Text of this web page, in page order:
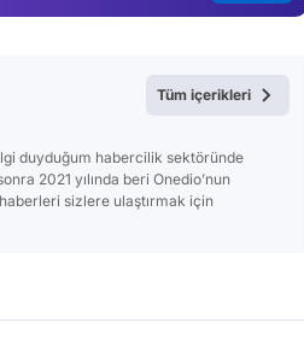
duyduğum habercilik sektöründe
2021 yılında beri Onedio’nun
sizlere ulaştırmak için
Tüm içerikleri